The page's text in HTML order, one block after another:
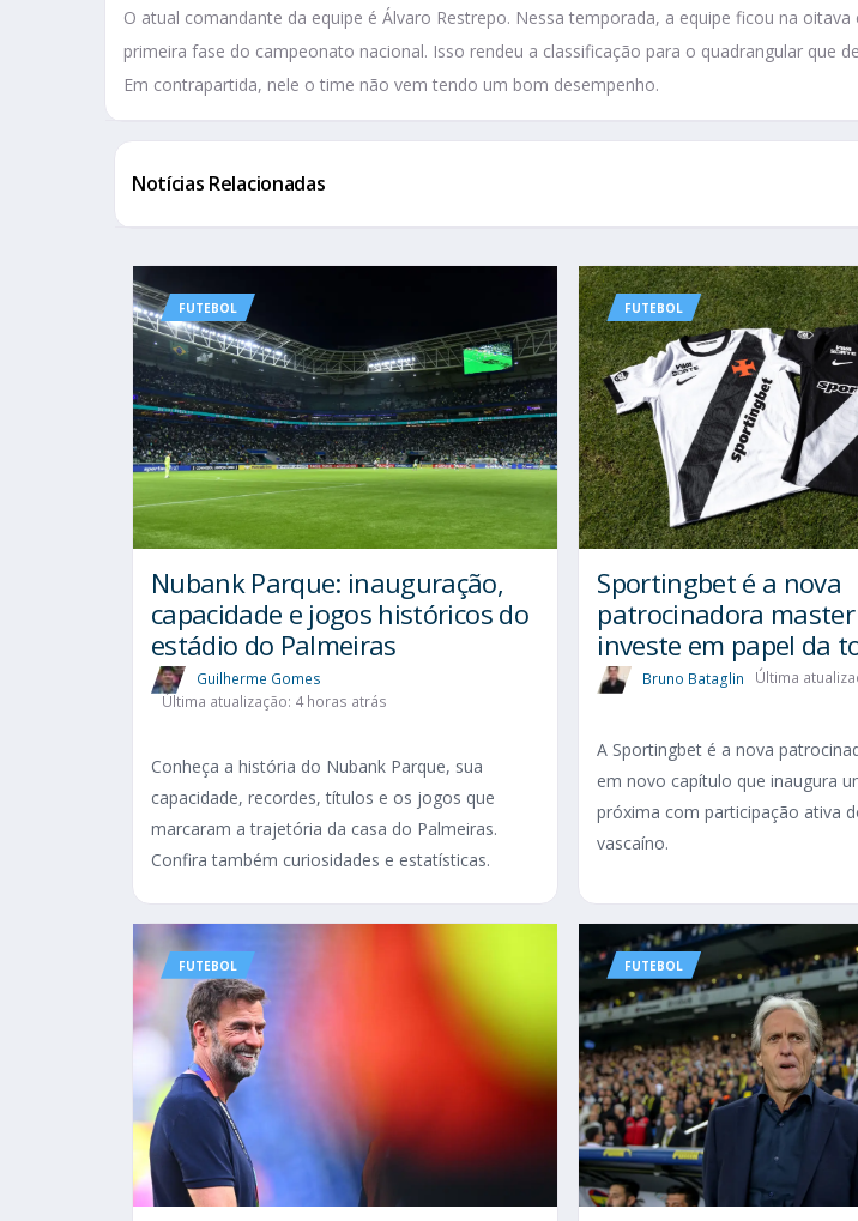
O atual comandante da equipe é Álvaro Restrepo. Nessa temporada, a equipe ficou na oitava
primeira fase do campeonato nacional. Isso rendeu a classificação para o quadrangular que
Em contrapartida, nele o time não vem tendo um bom desempenho.
Notícias Relacionadas
FUTEBOL
Nubank Parque: inauguração,
capacidade e jogos históricos do
estádio do Palmeiras
Guilherme Gomes
Última atualização: 4 horas atrás
Conheça a história do Nubank Parque, sua
capacidade, recordes, títulos e os jogos que
marcaram a trajetória da casa do Palmeiras.
Confira também curiosidades e estatísticas.
FUTEBOL
Sportingbet é a nova
patrocinadora master
investe em papel da
Bruno Bataglin Última
A Sportingbet é a nova
em novo capítulo que inaugura
próxima com participação ativa
vascaíno.
FUTEBOL FUTEBOL